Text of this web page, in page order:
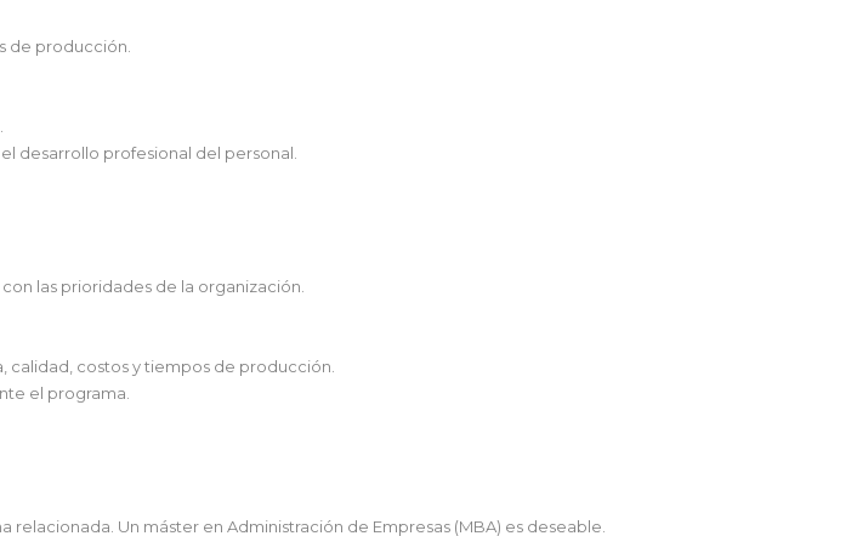
de producción.
desarrollo profesional del personal.
las prioridades de la organización.
calidad, costos y tiempos de producción.
el programa.
Un máster en Administración de Empresas (MBA) es deseable.